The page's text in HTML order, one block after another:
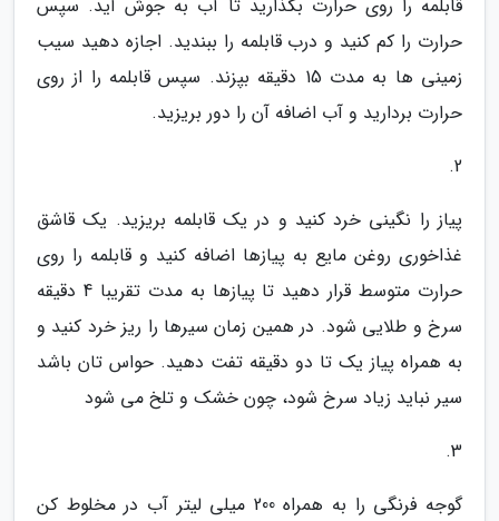
قابلمه را روی حرارت بگذارید تا آب به جوش آید. سپس
حرارت را کم کنید و درب قابلمه را ببندید. اجازه دهید سیب
زمینی ها به مدت 15 دقیقه بپزند. سپس قابلمه را از روی
حرارت بردارید و آب اضافه آن را دور بریزید.
2.
پیاز را نگینی خرد کنید و در یک قابلمه بریزید. یک قاشق
غذاخوری روغن مایع به پیازها اضافه کنید و قابلمه را روی
حرارت متوسط قرار دهید تا پیازها به مدت تقریبا 4 دقیقه
سرخ و طلایی شود. در همین زمان سیرها را ریز خرد کنید و
به همراه پیاز یک تا دو دقیقه تفت دهید. حواس تان باشد
سیر نباید زیاد سرخ شود، چون خشک و تلخ می شود
3.
گوجه فرنگی را به همراه 200 میلی لیتر آب در مخلوط کن